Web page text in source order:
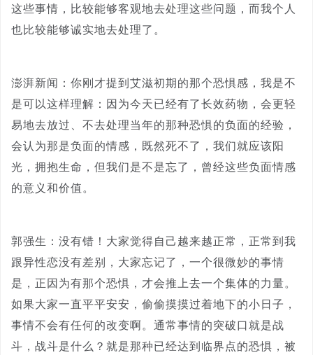
这些事情，比较能够客观地去处理这些问题，而我个人
也比较能够诚实地去处理了。
澎湃新闻：你刚才提到艾滋初期的那个恐惧感，我是不
是可以这样理解：因为今天已经有了长效药物，会更轻
易地去放过、不去处理当年的那种恐惧的负面的经验，
会认为那是负面的情感，既然死不了，我们就应该阳
光，拥抱生命，但我们是不是忘了，曾经这些负面情感
的意义和价值。
郭强生：没有错！大家觉得自己越来越正常，正常到我
跟异性恋没有差别，大家忘记了，一个很微妙的事情
是，正因为有那个恐惧，才会推上去一个集体的力量。
如果大家一直平平安安，偷偷摸摸过着地下的小日子，
事情不会有任何的改变啊。通常事情的突破口就是战
斗，战斗是什么？就是那种已经达到临界点的恐惧，被